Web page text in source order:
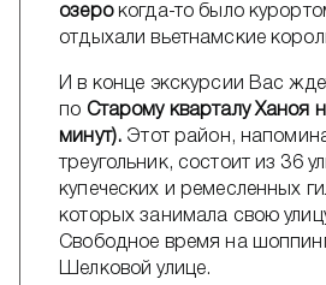
озерокогда-то было
отдыхали вьетнамские
И в конце экскурсии Вас
по Старому кварталу Ханоя
минут). Этот район,
треугольник, состоит из 36
купеческих и ремесленных
которых занимала свою
Свободное время на
Шелковой улице.